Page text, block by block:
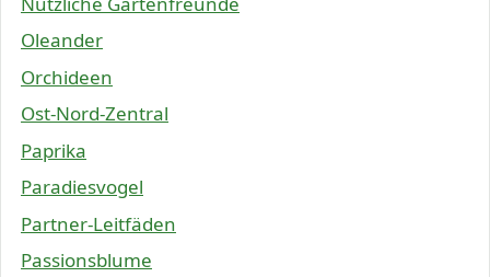
Oleander
Orchideen
Ost-Nord-Zentral
Paprika
Paradiesvogel
Partner-Leitfäden
Passionsblume